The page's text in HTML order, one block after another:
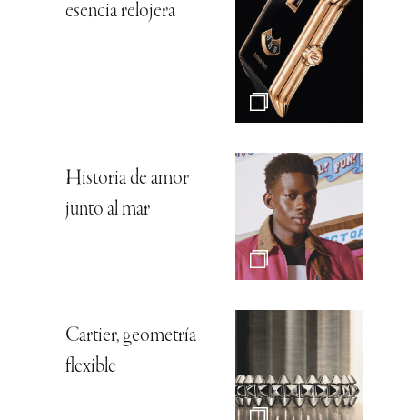
esencia relojera
Historia de amor
junto al mar
Cartier, geometría
flexible